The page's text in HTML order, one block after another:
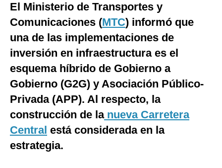
México
España
Internacional
Tecnología
Club del Suscriptor
Mix
El Ministerio de Transportes y
Comunicaciones (MTC) informó que
una de las implementaciones de
inversión en infraestructura es el
esquema híbrido de Gobierno a
Gobierno (G2G) y Asociación Público-
Privada (APP). Al respecto, la
construcción de lanueva Carretera
Central está considerada en la
estrategia.